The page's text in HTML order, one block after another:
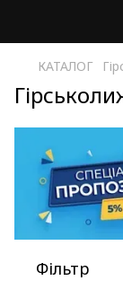
КАТАЛОГ
Фільтр